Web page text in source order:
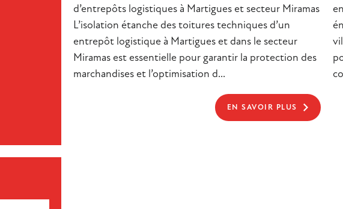
d’entrepôts logistiques à Martigues et secteur Miramas
L’isolation étanche des toitures techniques d’un
entrepôt logistique à Martigues et dans le secteur
Miramas est essentielle pour garantir la protection des
marchandises et l’optimisation d...
EN SAVOIR PLUS